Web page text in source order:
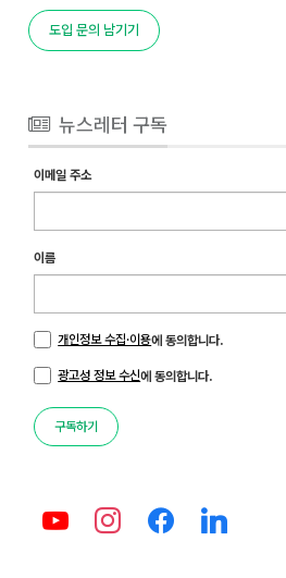
도입 문의 남기기
뉴스레터 구독
이메일 주소
이름
개인정보 수집·이용에 동의합니다.
광고성 정보 수신에 동의합니다.
구독하기